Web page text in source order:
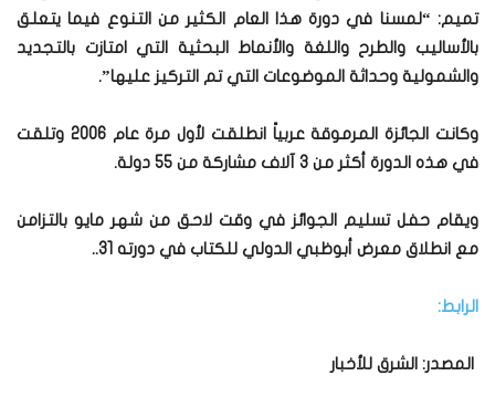
تميم: “لمسنا في دورة هذا العام الكثير من التنوع فيما يتعلق
بالأساليب والطرح واللغة والأنماط البحثية التي امتازت بالتجديد
والشمولية وحداثة الموضوعات التي تم التركيز عليها”.
وكانت الجائزة المرموقة عربياً انطلقت لأول مرة عام 2006 وتلقت
في هذه الدورة أكثر من 3 آلاف مشاركة من 55 دولة.
ويقام حفل تسليم الجوائز في وقت لاحق من شهر مايو بالتزامن
مع انطلاق معرض أبوظبي الدولي للكتاب في دورته 31..
الرابط:
المصدر: الشرق للأخبار